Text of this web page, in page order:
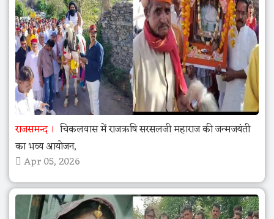
राजसमन्द
चिकलवास में राजऋषि सरसलजी महाराज की जन्मजयंती
का भव्य आयोजन,
Apr 05, 2026